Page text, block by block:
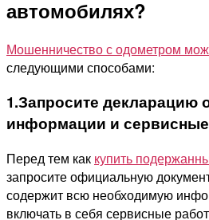
автомобилях?
Мошенничество с одометром
следующими способами:
1.Запросите декларацию
информации и
Перед тем как купить
запросите официальную
содержит всю необходимую
включать в себя сервисные